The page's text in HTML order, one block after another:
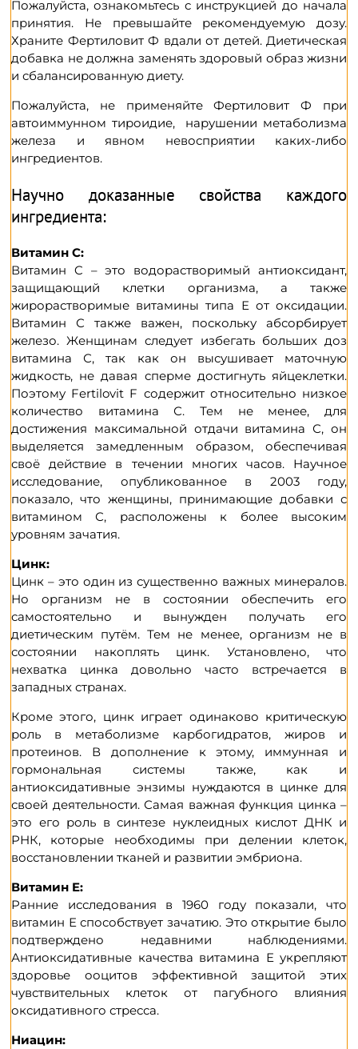
Пожалуйста, ознакомьтесь с инструкцией до начала
принятия. Не превышайте рекомендуемую дозу.
Храните Фертиловит Ф вдали от детей. Диетическая
добавка не должна заменять здоровый образ жизни
и сбалансированную диету.
Пожалуйста, не применяйте Фертиловит Ф при
автоиммунном тироидие, нарушении метаболизма
железа и явном невосприятии каких-либо
ингредиентов.
Научно доказанные свойства каждого
ингредиента:
Витамин C:
Витамин C – это водорастворимый антиоксидант,
защищающий клетки организма, а также
жирорастворимые витамины типа Е от оксидации.
Витамин С также важен, поскольку абсорбирует
железо. Женщинам следует избегать больших доз
витамина С, так как он высушивает маточную
жидкость, не давая сперме достигнуть яйцеклетки.
Поэтому Fertilovit F содержит относительно низкое
количество витамина С. Тем не менее, для
достижения максимальной отдачи витамина С, он
выделяется замедленным образом, обеспечивая
своё действие в течении многих часов. Научное
исследование, опубликованное в 2003 году,
показало, что женщины, принимающие добавки с
витамином С, расположены к более высоким
уровням зачатия.
Цинк:
Цинк – это один из существенно важных минералов.
Но организм не в состоянии обеспечить его
самостоятельно и вынужден получать его
диетическим путём. Тем не менее, организм не в
состоянии накоплять цинк. Установлено, что
нехватка цинка довольно часто встречается в
западных странах.
Кроме этого, цинк играет одинаково критическую
роль в метаболизме карбогидратов, жиров и
протеинов. В дополнение к этому, иммунная и
гормональная системы также, как и
антиоксидативные энзимы нуждаются в цинке для
своей деятельности. Самая важная функция цинка –
это его роль в синтезе нуклеидных кислот ДНК и
РНК, которые необходимы при делении клеток,
восстановлении тканей и развитии эмбриона.
Витамин E:
Ранние исследования в 1960 году показали, что
витамин Е способствует зачатию. Это открытие было
подтверждено недавними наблюдениями.
Антиоксидативные качества витамина Е укрепляют
здоровье ооцитов эффективной защитой этих
чувствительных клеток от пагубного влияния
оксидативного стресса.
Ниацин: